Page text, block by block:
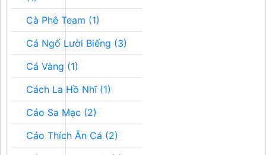
Cà Phê Team (1)
Cá Ngố Lười Biếng (3)
Cá Vàng (1)
Cách La Hồ Nhĩ (1)
Cáo Sa Mạc (2)
Cáo Thích Ăn Cá (2)